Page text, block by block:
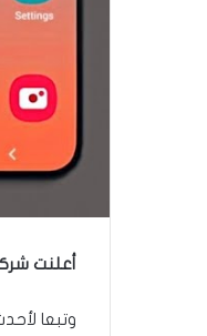
أعلنت
وتبعا لأحدث التسريبات